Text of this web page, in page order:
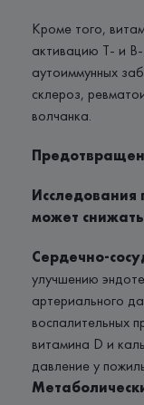
Кроме того,
активацию Т- и
аутоиммунных
склероз,
волчанка.
Исследования
может
Сердечно-
улучшению
артериального
воспалительных
витамина D и
давление у